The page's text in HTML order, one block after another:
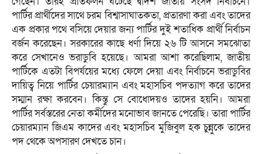
পার্টির প্রার্থীদের সাথে চরম বিশ্বাসাঘাতকতা, প্রতারণা করা এবং তাদের
এক প্রকার পথে বসিয়ে দেয়ার জন্য পার্টির দুই শতাধিক প্রার্থী নির্বাচন
বর্জন করেছেন। সরকারের কাছে ধর্ণা দিয়ে ২৬ টি আসনে সমঝোতা
করে সেখানেও ভরাডুবি হয়েছে। আমরা আশা করেছিলাম, জাতীয়
পার্টিকে এতটা বিপর্যয়ের মধ্যে ফেলে দেয়া এবং নির্বাচনে ভরাডুবির
দায়িত্ব নিয়ে পার্টির চেয়ারম্যান এবং মহাসচিব পদত্যাগ করে তাদের
সম্মান রক্ষা করবেন। কিন্তু সে বোধোদয়ও তাদের হয়নি। আমরা
পার্টির সর্বস্তরের নেতা কর্মীদের মনোভাব জানতে পেরেছি। তারা পার্টির
চেয়ারম্যান জিএম কাদের এবং মহাসচিব মুজিবুল হক চুন্নুকে তাদের
পদ থেকে অপসারণ দেখতে চান।